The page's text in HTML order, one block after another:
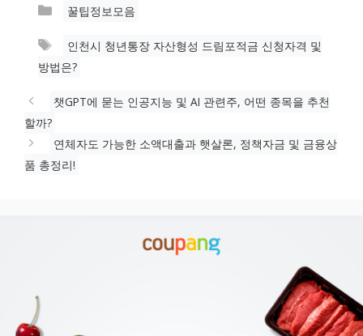
카
고
리
꿀팁정보모음
태
그
인천시 청년통장 자산형성 드림포적금 신청자격 및
방법은?
챗GPT에 묻는 인공지능 및 AI 관련주, 어떤 종목을 추천
할까?
연체자도 가능한 소액대출과 햇살론, 정책자금 및 금융상
품 총정리!